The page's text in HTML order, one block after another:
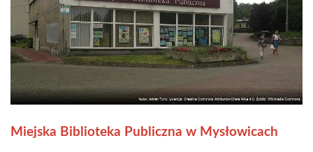
Miejska Biblioteka Publiczna w Mysłowicach